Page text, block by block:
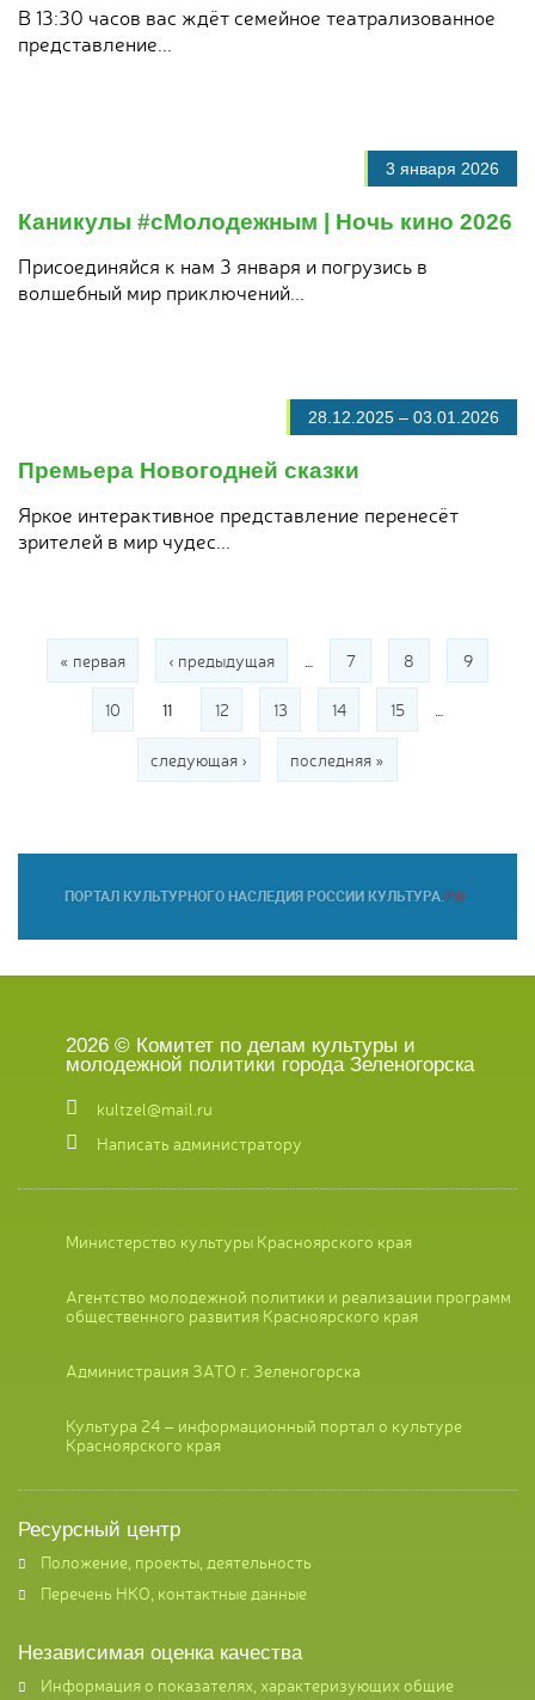
В 13:30 часов вас ждёт семейное театрализованное
представление...
3 января 2026
Каникулы #сМолодежным | Ночь кино 2026
Присоединяйся к нам 3 января и погрузись в
волшебный мир приключений...
28.12.2025 – 03.01.2026
Премьера Новогодней сказки
Яркое интерактивное представление перенесёт
зрителей в мир чудес...
Страницы
« первая ‹ предыдущая 7 8 9
10 11 12 13 14 15
следующая › последняя »
2026 © Комитет по делам культуры и
молодежной политики города Зеленогорска
kultzel@mail.ru
Написать администратору
Министерство культуры Красноярского края
Агентство молодежной политики и реализации программ
общественного развития Красноярского края
Администрация ЗАТО г. Зеленогорска
Культура 24 – информационный портал о культуре
Красноярского края
Ресурсный центр
Положение, проекты, деятельность
Перечень НКО, контактные данные
Независимая оценка качества
Информация о показателях, характеризующих общие